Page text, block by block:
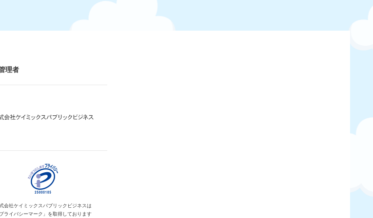
理者
会社ケイミックスパブリックビジネスは
プライバシーマーク」を取得しております